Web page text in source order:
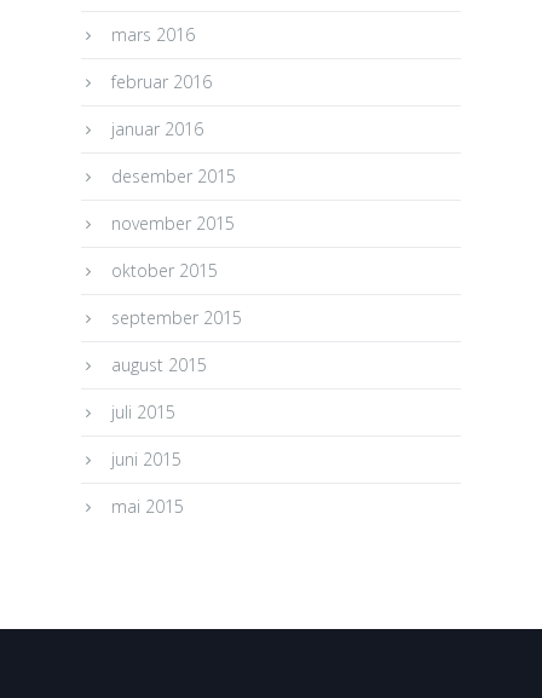
mars 2016
februar 2016
januar 2016
desember 2015
november 2015
oktober 2015
september 2015
august 2015
juli 2015
juni 2015
mai 2015